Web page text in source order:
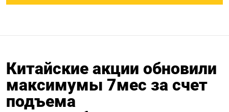
Китайские акции обновили
максимумы 7мес за счет
подъема